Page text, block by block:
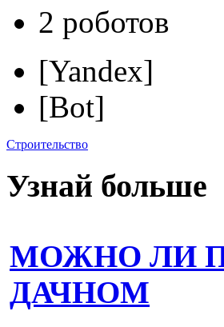
2 роботов
[Yandex]
[Bot]
Строительство
Узнай больше
МОЖНО ЛИ
ДАЧНОМ